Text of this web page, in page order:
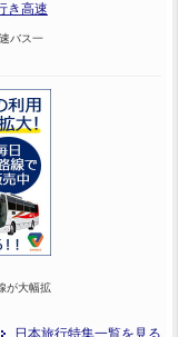
き高速
バス一
が大幅拡
日本旅行特集一覧を見る